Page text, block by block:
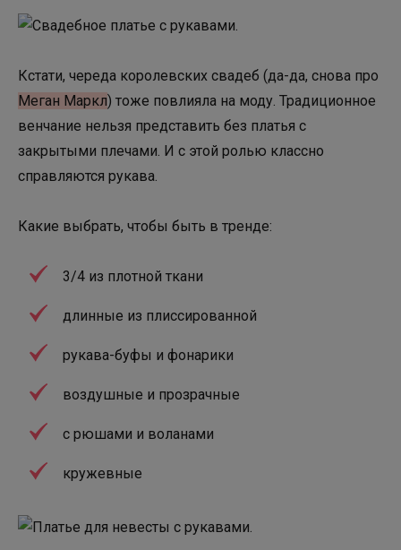
Кстати, череда королевских свадеб (да-да, снова про
Меган Маркл) тоже повлияла на моду. Традиционное
венчание нельзя представить без платья с
закрытыми плечами. И с этой ролью классно
справляются рукава.
Какие выбрать, чтобы быть в тренде:
3/4 из плотной ткани
длинные из плиссированной
рукава-буфы и фонарики
воздушные и прозрачные
с рюшами и воланами
кружевные